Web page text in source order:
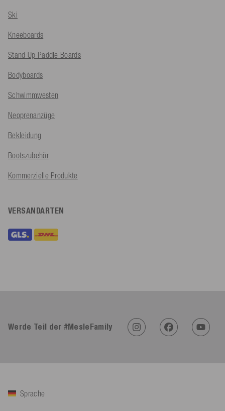
Ski
Kneeboards
Stand Up Paddle Boards
Bodyboards
Schwimmwesten
Neoprenanzüge
Bekleidung
Bootszubehör
Kommerzielle Produkte
VERSANDARTEN
Werde Teil der #MesleFamily
Sprache